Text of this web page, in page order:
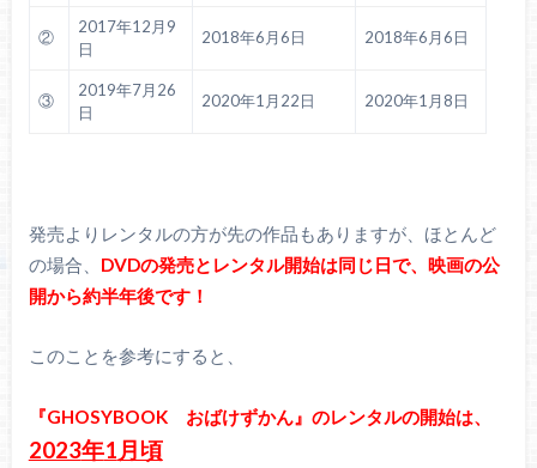
②
2017年12月9
日
2018年6月6日 2018年6月6日
③
2019年7月26
日
2020年1月22日 2020年1月8日
発売よりレンタルの方が先の作品もありますが、ほとんど
の場合、 DVDの発売とレンタル開始は同じ日で、映画の公
開から約半年後です！
このことを参考にすると、
『GHOSYBOOKおばけずかん』のレンタルの開始は、
2023年1月頃